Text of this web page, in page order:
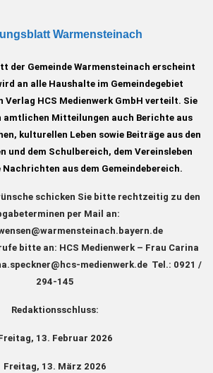
Warmensteinach
der Gemeinde Warmensteinach erscheint
an alle Haushalte im Gemeindegebiet
Verlag HCS Medienwerk GmbH verteilt. Sie
amtlichen Mitteilungen auch Berichte aus
kulturellen Leben sowie Beiträge aus den
und dem Schulbereich, dem Vereinsleben
aus dem Gemeindebereich.
schicken Sie bitte rechtzeitig zu den
per Mail an:
bitte an: HCS Medienwerk – Frau Carina
medienwerk.de Tel.: 0921 /
294-145
Redaktionsschluss:
13. Februar 2026
Freitag, 13. März 2026